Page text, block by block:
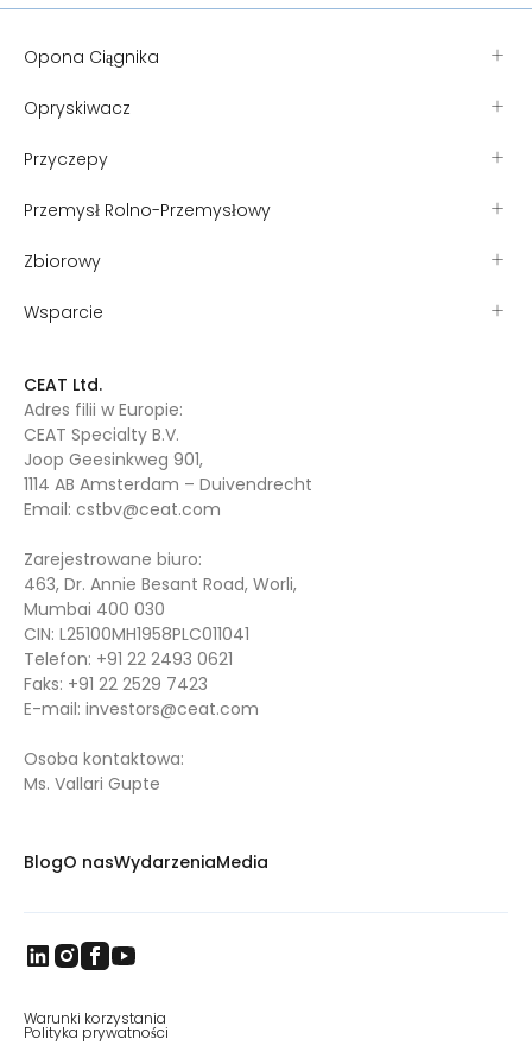
Opona Ciągnika
Opryskiwacz
Przyczepy
Przemysł Rolno-Przemysłowy
Zbiorowy
Wsparcie
CEAT Ltd.
Adres filii w Europie:
CEAT Specialty B.V.
Joop Geesinkweg 901,
1114 AB Amsterdam – Duivendrecht
Email: cstbv@ceat.com
Zarejestrowane biuro:
463, Dr. Annie Besant Road, Worli,
Mumbai 400 030
CIN: L25100MH1958PLC011041
Telefon: +91 22 2493 0621
Faks: +91 22 2529 7423
E-mail: investors@ceat.com
Osoba kontaktowa:
Ms. Vallari Gupte
BlogO nasWydarzeniaMedia
Warunki korzystania
Polityka prywatności